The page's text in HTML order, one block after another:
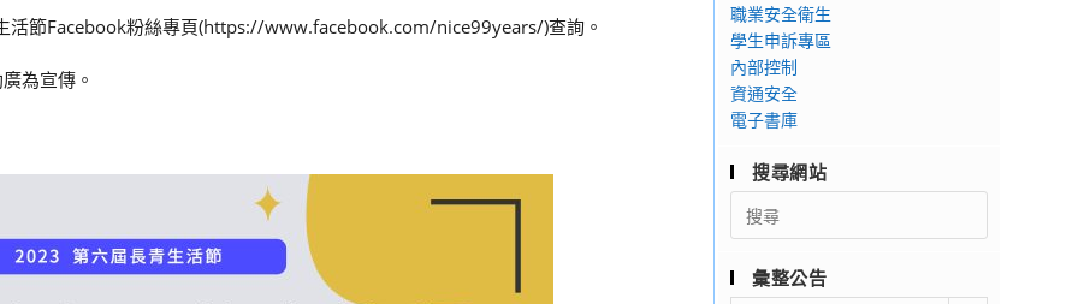
活節Facebook粉絲專頁(https://www.facebook.com/nice99years/)查詢。
為宣傳。
職業安全衛生
學生申訴專區
內部控制
資通安全
電子書庫
搜尋網站
Search
for:
彙整公告